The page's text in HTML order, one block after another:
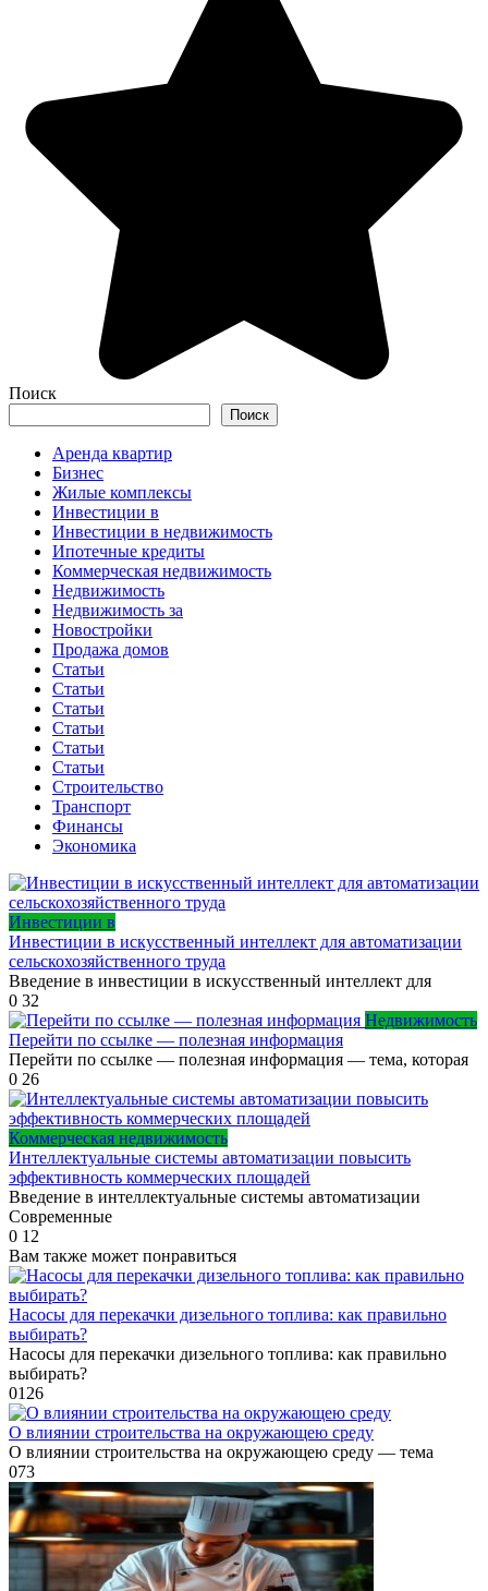
Поиск
Поиск
Аренда квартир
Бизнес
Жилые комплексы
Инвестиции в
Инвестиции в недвижимость
Ипотечные кредиты
Коммерческая недвижимость
Недвижимость
Недвижимость за
Новостройки
Продажа домов
Статьи
Статьи
Статьи
Статьи
Статьи
Статьи
Строительство
Транспорт
Финансы
Экономика
Инвестиции в
Инвестиции в искусственный интеллект для автоматизации
сельскохозяйственного труда
Введение в инвестиции в искусственный интеллект для
0 32
Недвижимость
Перейти по ссылке — полезная информация
Перейти по ссылке — полезная информация — тема, которая
0 26
Коммерческая недвижимость
Интеллектуальные системы автоматизации повысить
эффективность коммерческих площадей
Введение в интеллектуальные системы автоматизации
Современные
0 12
Вам также может понравиться
Насосы для перекачки дизельного топлива: как правильно
выбирать?
Насосы для перекачки дизельного топлива: как правильно
выбирать?
0126
О влиянии строительства на окружающею среду
О влиянии строительства на окружающею среду — тема
073